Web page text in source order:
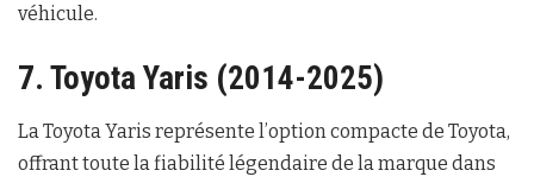
véhicule.
7. Toyota Yaris (2014-2025)
La Toyota Yaris représente l’option compacte de Toyota,
offrant toute la fiabilité légendaire de la marque dans